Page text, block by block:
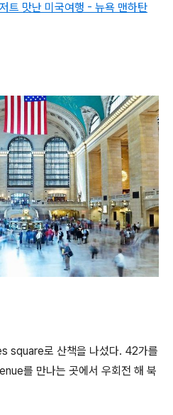
트 맛난 미국여행 - 뉴욕 맨하탄
square로 산책을 나섰다. 42가를
를 만나는 곳에서 우회전 해 북